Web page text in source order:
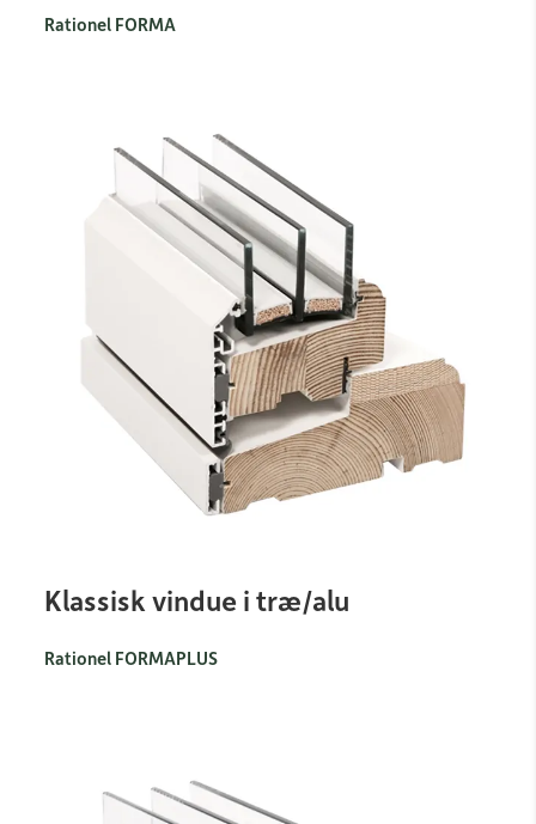
Rationel FORMA
Klassisk vindue i træ/alu
Rationel FORMAPLUS